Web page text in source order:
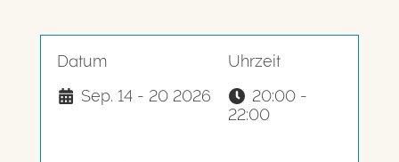
Datum
Sep. 14 - 20 2026
Uhrzeit
20:00 -
22:00